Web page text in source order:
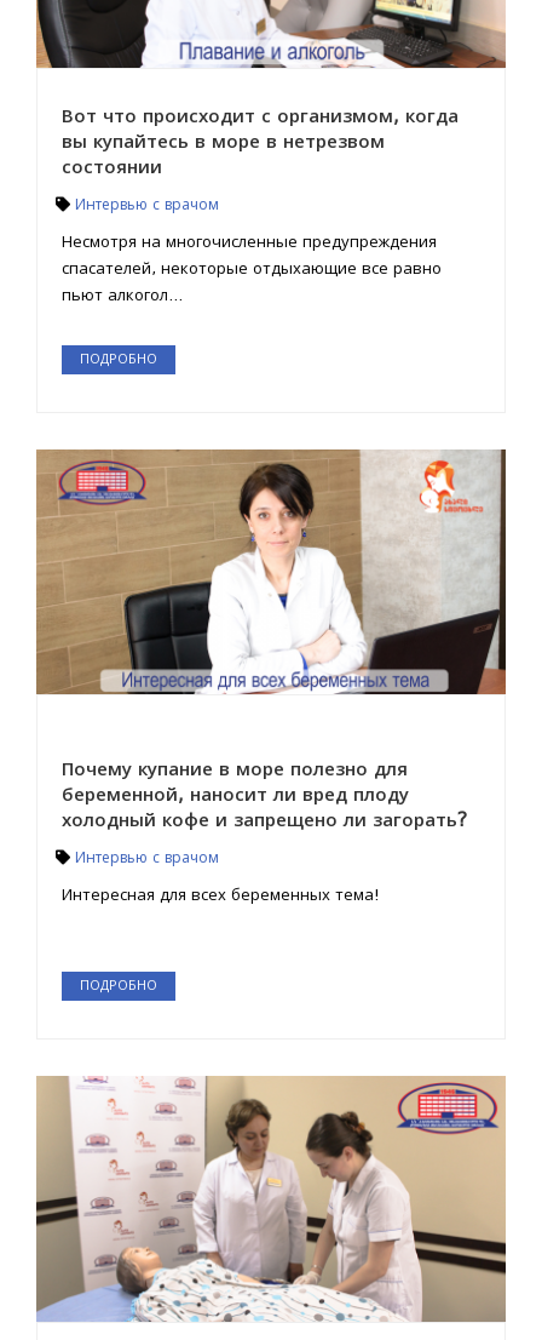
Вот что происходит с организмом, когда
вы купайтесь в море в нетрезвом
состоянии
Интервью с врачом
Несмотря на многочисленные предупреждения
спасателей, некоторые отдыхающие все равно
пьют алкогол...
ПОДРОБНО
Почему купание в море полезно для
беременной, наносит ли вред плоду
холодный кофе и запрещено ли загорать?
Интервью с врачом
Интересная для всех беременных тема!
ПОДРОБНО